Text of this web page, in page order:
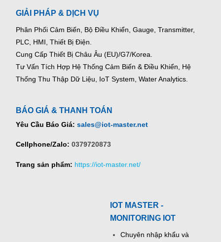
GIẢI PHÁP & DỊCH VỤ
Phân Phối Cảm Biến, Bộ Điều Khiển, Gauge, Transmitter,
PLC, HMI, Thiết Bị Điện.
Cung Cấp Thiết Bị Châu Âu (EU)/G7/Korea.
Tư Vấn Tích Hợp Hệ Thống Cảm Biến & Điều Khiển, Hệ
Thống Thu Thập Dữ Liệu, IoT System, Water Analytics.
BÁO GIÁ & THANH TOÁN
Yêu Cầu Báo Giá: sales@iot-master.net
Cellphone/Zalo: 0379720873
Trang sản phẩm: https://iot-master.net/
IOT MASTER -
MONITORING IOT
Chuyên nhập khẩu và